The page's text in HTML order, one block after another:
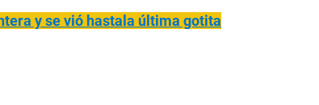
y se vió hastala última gotita